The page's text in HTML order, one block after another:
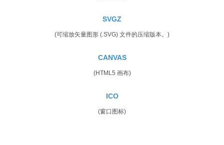
SVGZ
(可缩放矢量图形 (.SVG) 文件的压缩版本。)
CANVAS
(HTML5 画布)
ICO
(窗口图标)